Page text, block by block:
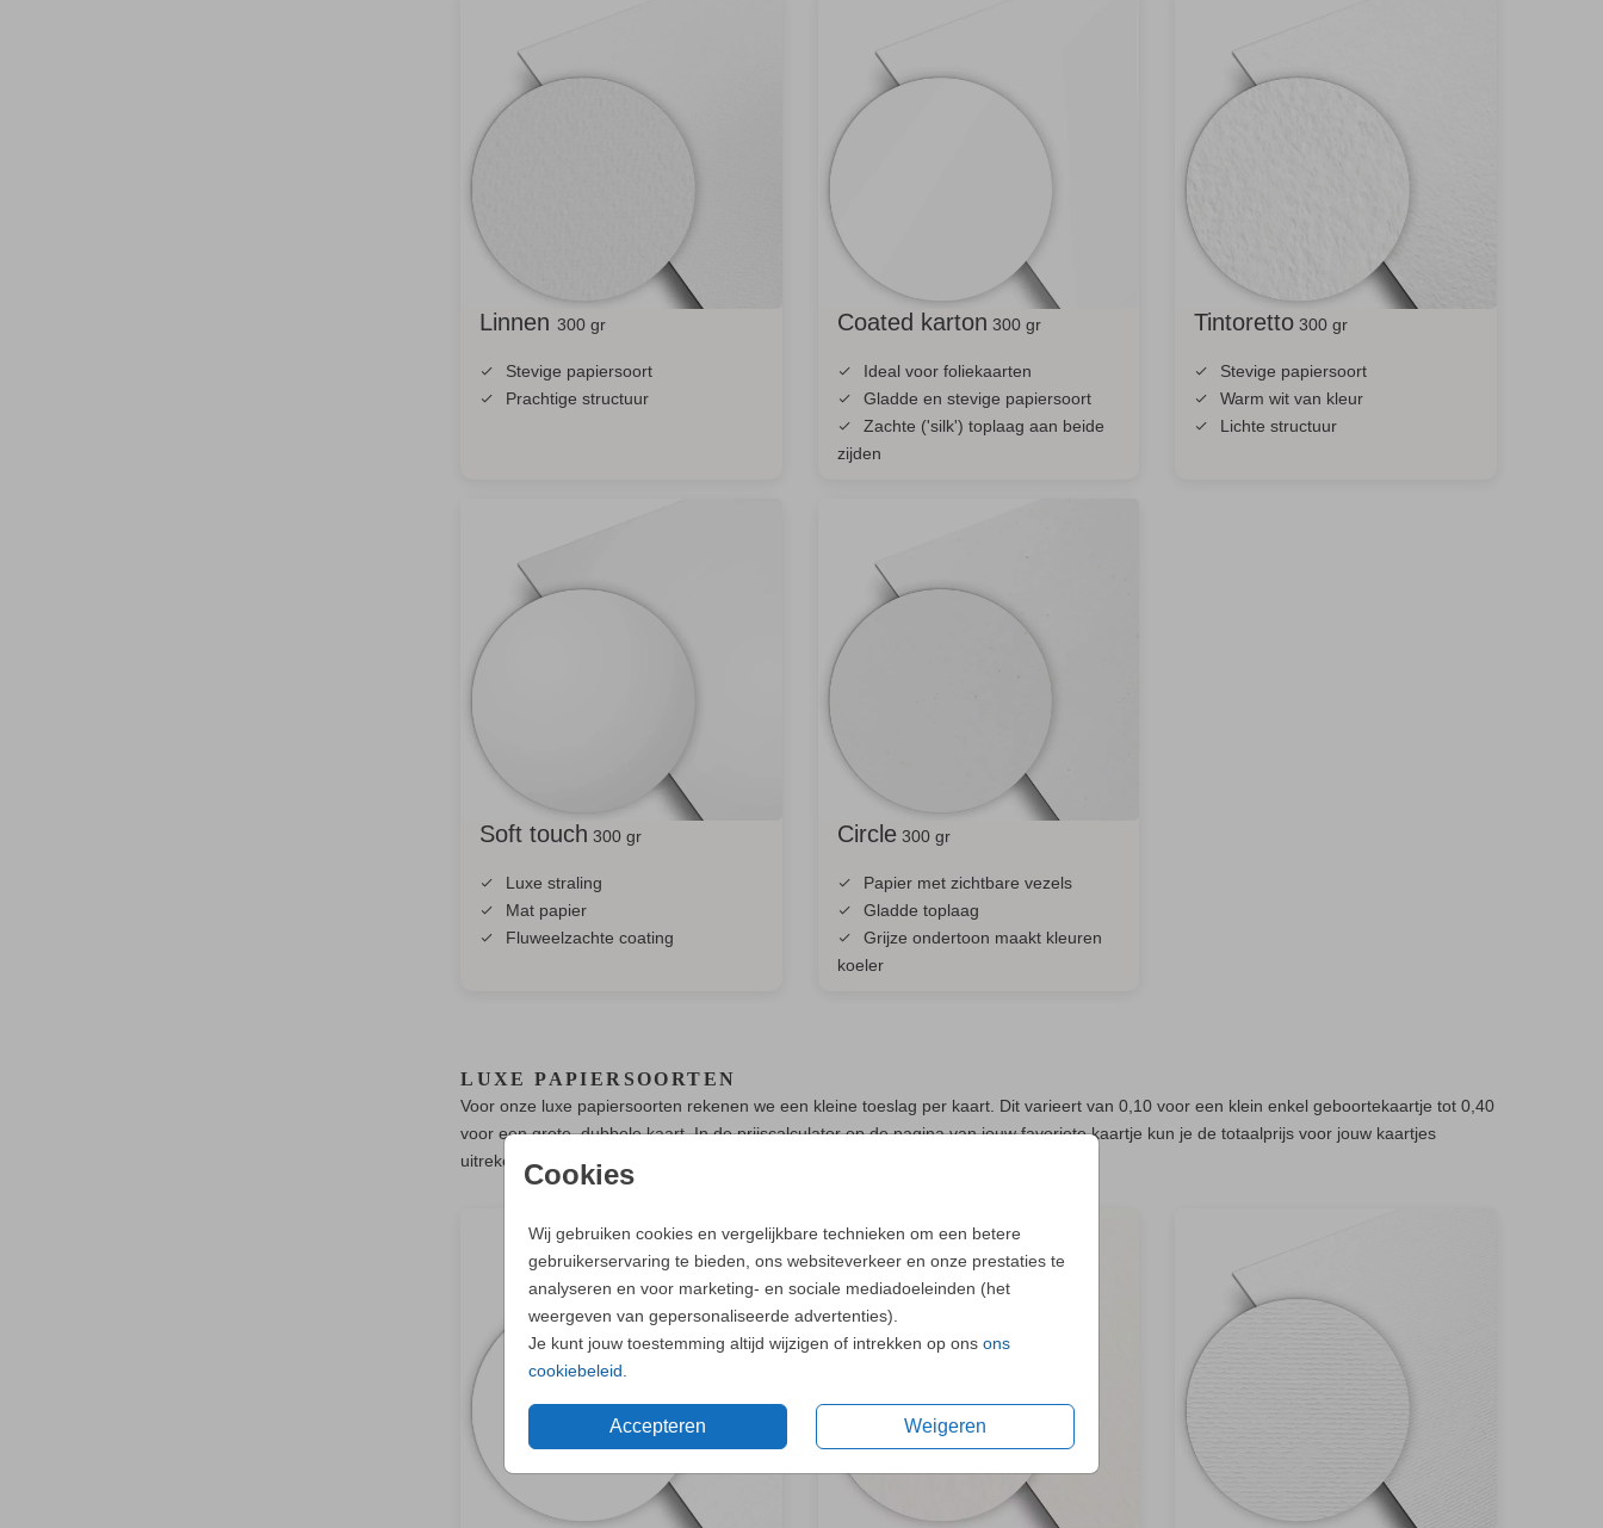
Cookies
Wij gebruiken cookies en vergelijkbare technieken om een betere
gebruikerservaring te bieden, ons websiteverkeer en onze prestaties te
analyseren en voor marketing- en sociale mediadoeleinden (het
weergeven van gepersonaliseerde advertenties).
Je kunt jouw toestemming altijd wijzigen of intrekken op ons ons
cookiebeleid
Accepteren Weigeren
Linnen300 gr
Stevige papiersoort
Prachtige structuur
Coated karton 300 gr
Ideal voor foliekaarten
Gladde en stevige papiersoort
Zachte ('silk') toplaag aan beide
zijden
Tintoretto 300 gr
Stevige papiersoort
Warm wit van kleur
Lichte structuur
Soft touch 300 gr
Luxe straling
Mat papier
Fluweelzachte coating
Circle 300 gr
Papier met zichtbare vezels
Gladde toplaag
Grijze ondertoon maakt kleuren
koeler
LUXE PAPIERSOORTEN
Voor onze luxe papiersoorten rekenen we een kleine toeslag per kaart. Dit varieert van 0,10 voor een klein enkel geboortekaartje tot 0,40
voor een grote, dubbele kaart. In de prijscalculator op de pagina van jouw favoriete kaartje kun je de totaalprijs voor jouw kaartjes
uitrekenen.